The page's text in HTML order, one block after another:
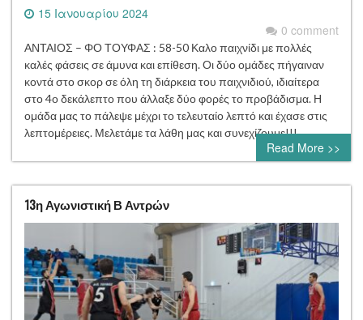
15 Ιανουαρίου 2024
0 comment
ΑΝΤΑΙΟΣ – ΦΟ ΤΟΥΦΑΣ : 58-50 Καλο παιχνίδι με πολλές
καλές φάσεις σε άμυνα και επίθεση. Οι δύο ομάδες πήγαιναν
κοντά στο σκορ σε όλη τη διάρκεια του παιχνιδιού, ιδιαίτερα
στο 4ο δεκάλεπτο που άλλαξε δύο φορές το προβάδισμα. Η
ομάδα μας το πάλεψε μέχρι το τελευταίο λεπτό και έχασε στις
λεπτομέρειες. Μελετάμε τα λάθη μας και συνεχίζουμε!!!
Read More >>
13η Αγωνιστική Β Αντρών